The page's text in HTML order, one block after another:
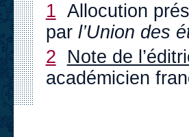
1 Allocution
par l’Union des
2
Note de
académicien